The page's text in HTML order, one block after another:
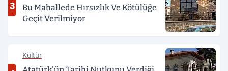
3
Bu Mahallede Hırsızlık Ve Kötülüğe
Geçit Verilmiyor
Kültür